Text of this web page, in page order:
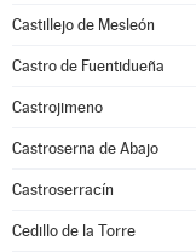
Castillejo de Mesleón
Castro de Fuentidueña
Castrojimeno
Castroserna de Abajo
Castroserracín
Cedillo de la Torre